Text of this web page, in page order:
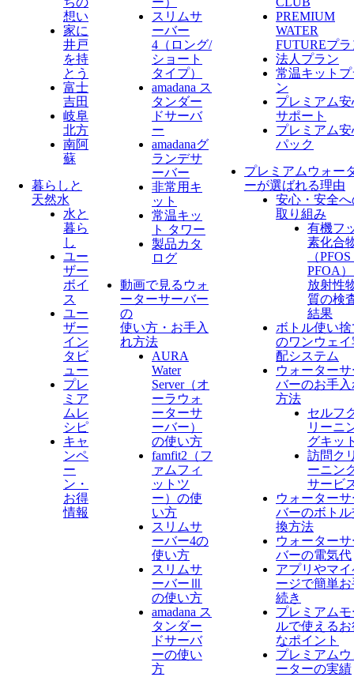
想い
家に
井戸
を持
とう
富士
吉田
岐阜
北方
南阿
蘇
暮らしと
天然水
水と
暮ら
し
ユー
ザー
ボイ
ス
ユー
ザー
イン
タビ
ュー
プレ
ミア
ムレ
シピ
キャ
ンペ
ー
ン・
お得
情報
スリムサ
ーバー
4（ロング/
ショート
タイプ）
amadana ス
タンダー
ドサーバ
ー
amadanaグ
ランデサ
ーバー
非常用キ
ット
常温キッ
ト タワー
製品カタ
ログ
動画で見るウォ
ーターサーバー
の
使い方・お手入
れ方法
AURA
Water
Server​（オ
ーラウォ
ーターサ
ーバー）
の使い方
famfit2（フ
ァムフィ
ットツ
ー）の使
い方
スリムサ
ーバー4の
使い方
スリムサ
ーバーⅢ
の使い方
amadana ス
タンダー
ドサーバ
ーの使い
方
PREMIUM
WATER
FUTUREプラ
法人プラン
常温キットプ
ン
プレミアム安
サポート
プレミアム安
パック
プレミアムウォー
ーが選ばれる理由
安心・安全へ
取り組み
有機フ
素化合
（
PFOA
放射性
質の検
結果
ボトル使い捨
のワンウェイ
配システム
ウォーター
バーのお手入
方法
セルフ
リーニ
グキッ
訪問ク
ーニン
サービ
ウォーター
バーのボトル
換方法
ウォーター
バーの電気代
アプリやマイ
ージで簡単お
続き
プレミアムモ
ルで使えるお
なポイント
プレミアムウ
ーターの実績